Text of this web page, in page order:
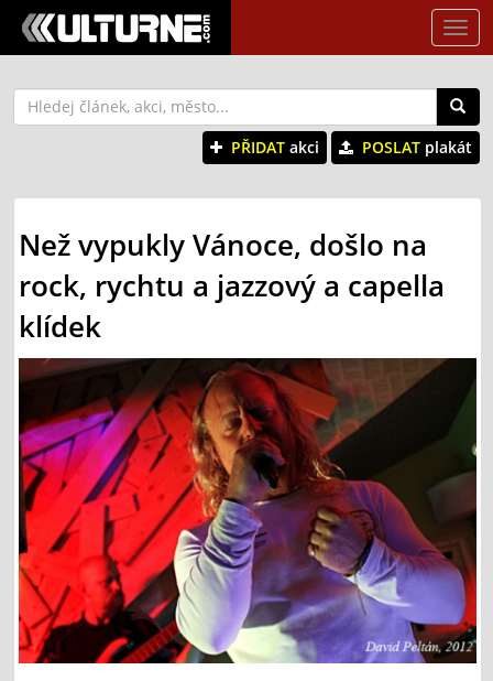
PŘIDAT akci POSLAT plakát
Než vypukly Vánoce, došlo na
rock, rychtu a jazzový a capella
klídek